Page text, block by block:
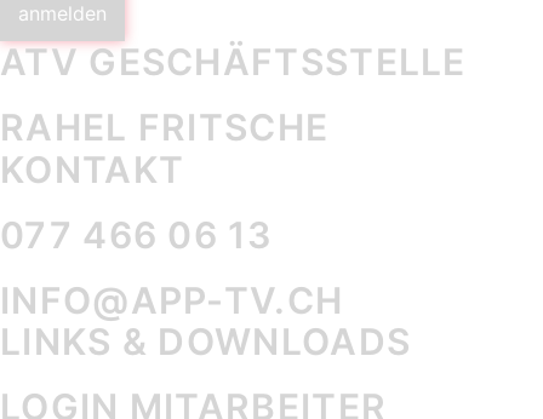
anmelden
ATV GESCHÄFTS­STELLE
RAHEL FRITSCHE
KONTAKT
077 466 06 13
INFO@APP-TV.CH
LINKS & DOWNLOADS
LOGIN MITARBEITER